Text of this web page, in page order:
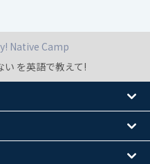
Native Camp
を英語で教えて!